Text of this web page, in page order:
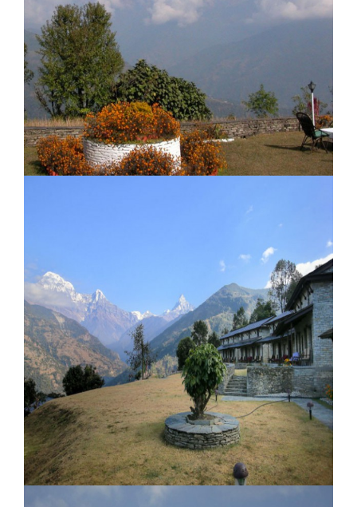
Basanta Lodge